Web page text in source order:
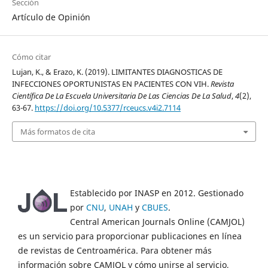
Sección
Artículo de Opinión
Cómo citar
Lujan, K., & Erazo, K. (2019). LIMITANTES DIAGNOSTICAS DE
INFECCIONES OPORTUNISTAS EN PACIENTES CON VIH.Revista
Científica De La Escuela Universitaria De Las Ciencias De La Salud,4(2),
63-67. https://doi.org/10.5377/rceucs.v4i2.7114
Más formatos de cita
Establecido por INASP en 2012. Gestionado
por CNU, UNAH y CBUES.
Central American Journals Online (CAMJOL)
es un servicio para proporcionar publicaciones en línea
de revistas de Centroamérica. Para obtener más
información sobre CAMJOL y cómo unirse al servicio,